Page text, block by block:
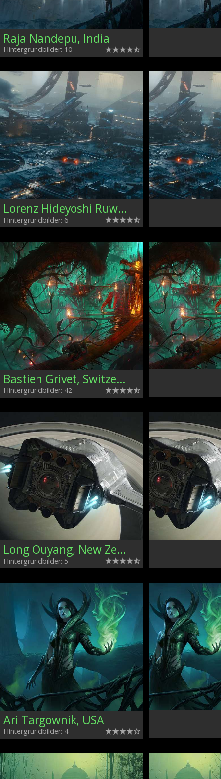
Raja Nandepu, India
Hintergrundbilder: 10
Lorenz Hideyoshi Ruwwe, Germany
Hintergrundbilder: 6
Bastien Grivet, Switzerland
Hintergrundbilder: 42
Long Ouyang, New Zealand
Hintergrundbilder: 5
Ari Targownik, USA
Hintergrundbilder: 4